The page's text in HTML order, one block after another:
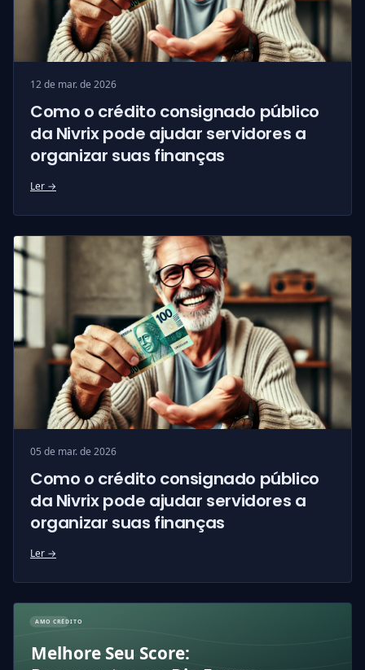
12 de mar. de 2026
Como o crédito consignado público
da Nivrix pode ajudar servidores a
organizar suas finanças
Ler →
05 de mar. de 2026
Como o crédito consignado público
da Nivrix pode ajudar servidores a
organizar suas finanças
Ler →